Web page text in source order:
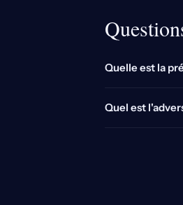
Quelle est la
Quel est